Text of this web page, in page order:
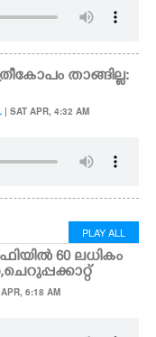
താങ്ങില്ല:
| SAT APR, 4:32 AM
PLAY ALL
60 ലധികം
6:18 AM